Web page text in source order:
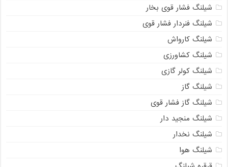
شیلنگ فشار قوی بخار
شیلنگ فنردار فشار قوی
شیلنگ کارواش
شیلنگ کشاورزی
شیلنگ کولر گازی
شیلنگ گاز
شیلنگ گاز فشار قوی
شیلنگ منجید دار
شیلنگ نخدار
شیلنگ هوا